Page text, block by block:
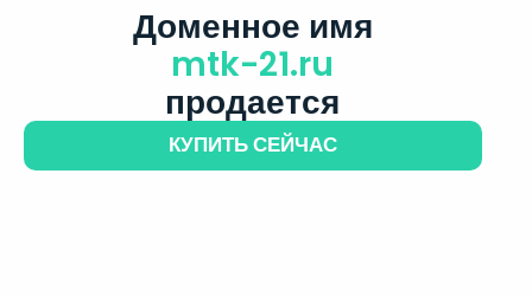
Доменное имя
mtk-21.ru
продается
КУПИТЬ СЕЙЧАС